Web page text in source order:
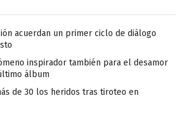
acuerdan un primer ciclo de diálogo
inspirador también para el desamor
álbum
de 30 los heridos tras tiroteo en